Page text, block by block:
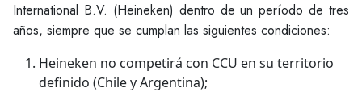
International B.V. (Heineken) dentro de un período de tres
años, siempre que se cumplan las siguientes condiciones:
Heineken no competirá con CCU en su territorio
definido (Chile y Argentina);